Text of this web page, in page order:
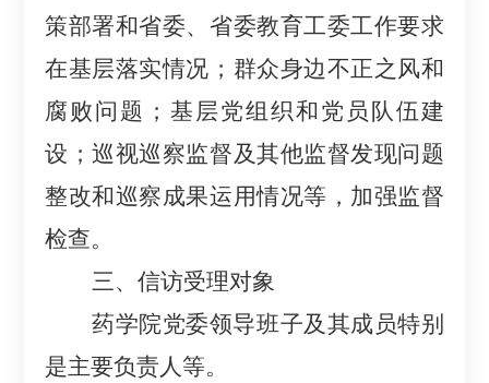
策部署和省委、 省委教育工委工作要求
在基层落实情况；群众身边不正之风和
腐败问题；基层党组织和党员队伍建
设；巡视巡察监督及其他监督发现问题
整改和巡察成果运用情况等，加强监督
检查。
三、信访受理对象
药学院党委领导班子及其成员特别
是主要负责人等。